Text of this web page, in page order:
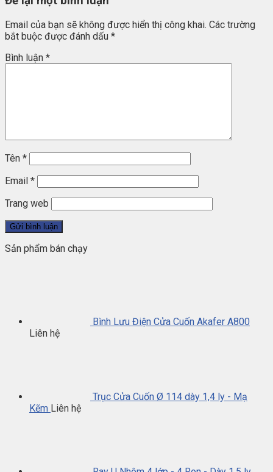
Email của bạn sẽ không được hiển thị công khai. Các trường
bắt buộc được đánh dấu *
Bình luận *
Tên *
Email *
Trang web
Sản phẩm bán chạy
Bình Lưu Điện Cửa Cuốn Akafer A800
Liên hệ
Trục Cửa Cuốn Ø 114 dày 1,4 ly - Mạ
Kẽm Liên hệ